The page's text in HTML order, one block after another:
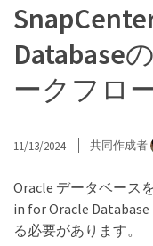
Database
ークフロ
11/13/2024 共同作成者
Oracle データベース
in for Oracle
る必要があります。